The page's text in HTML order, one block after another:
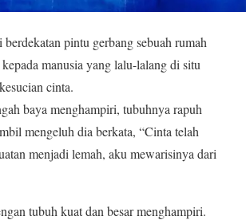
pintu gerbang sebuah rumah
manusia yang lalu-lalang di situ
cinta.
baya menghampiri, tubuhnya rapuh
mengeluh dia berkata, “Cinta telah
menjadi lemah, aku mewarisinya dari
tubuh kuat dan besar menghampiri.